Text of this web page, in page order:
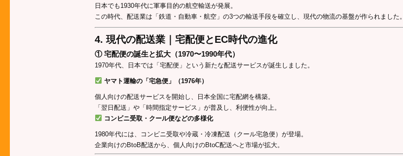
日本でも1930年代に軍事目的の航空輸送が発展。
この時代、配送業は「鉄道・自動車・航空」の3つの輸送手段を確立し、現代の物流の基盤が作られました。
4. 現代の配送業｜宅配便とEC時代の進化
① 宅配便の誕生と拡大（1970〜1990年代）
1970年代、日本では「宅配便」という新たな配送サービスが誕生しました。
ヤマト運輸の「宅急便」（1976年）
個人向けの配送サービスを開始し、日本全国に宅配網を構築。
「翌日配送」や「時間指定サービス」が普及し、利便性が向上。
コンビニ受取・クール便などの多様化
1980年代には、コンビニ受取や冷蔵・冷凍配送（クール宅急便）が登場。
企業向けのBtoB配送から、個人向けのBtoC配送へと市場が拡大。